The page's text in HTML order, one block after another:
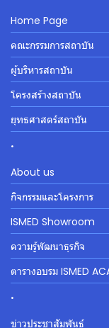
Home Page
คณะกรรมการสถาบัน
ผู้บริหารสถาบัน
โครงสร้างสถาบัน
ยุทธศาสตร์สถาบัน
.
About us
กิจกรรมและโครงการ
ISMED Showroom
ความรู้พัฒนาธุรกิจ
ตารางอบรม ISMED
.
ข่าวประชาสัมพันธ์